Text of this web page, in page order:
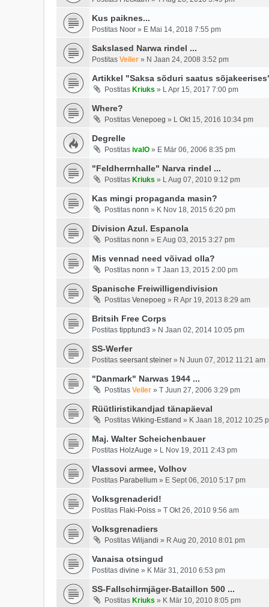
Kus paiknes...
Postitas Noor » E Mai 14, 2018 7:55 pm
Sakslased Narwa rindel ...
Postitas Veiler » N Jaan 24, 2008 3:52 pm
Artikkel "Saksa sõduri saatus
Postitas Kriuks » L Apr 15, 2017 7:00 pm
Where?
Postitas Venepoeg » L Okt 15, 2016 10:34 pm
Degrelle
Postitas ivalO » E Mär 06, 2006 8:35 pm
"Feldherrnhalle" Narva rindel ...
Postitas Kriuks » L Aug 07, 2010 9:12 pm
Kas mingi propaganda masin?
Postitas nonn » K Nov 18, 2015 6:20 pm
Division Azul. Espanola
Postitas nonn » E Aug 03, 2015 3:27 pm
Mis vennad need võivad olla?
Postitas nonn » T Jaan 13, 2015 2:00 pm
Spanische Freiwilligendivision
Postitas Venepoeg » R Apr 19, 2013 8:29 am
Britsih Free Corps
Postitas tipptund3 » N Jaan 02, 2014 10:05 pm
SS-Werfer
Postitas seersant steiner » N Juun 07, 2012 11:21 am
"Danmark" Narwas 1944 ...
Postitas Veiler » T Juun 27, 2006 3:29 pm
Rüütliristikandjad tänapäeval
Postitas Wiking-Estland » K Jaan 18, 2012 10:25
Maj. Walter Scheichenbauer
Postitas HolzAuge » L Nov 19, 2011 2:43 pm
Vlassovi armee, Volhov
Postitas Parabellum » E Sept 06, 2010 5:17 pm
Volksgrenaderid!
Postitas Flaki-Poiss » T Okt 26, 2010 9:56 am
Volksgrenadiers
Postitas Wiljandi » R Aug 20, 2010 8:01 pm
Vanaisa otsingud
Postitas divine » K Mär 31, 2010 6:53 pm
SS-Fallschirmjäger-Bataillon 500 ...
Postitas Kriuks » K Mär 10, 2010 8:05 pm